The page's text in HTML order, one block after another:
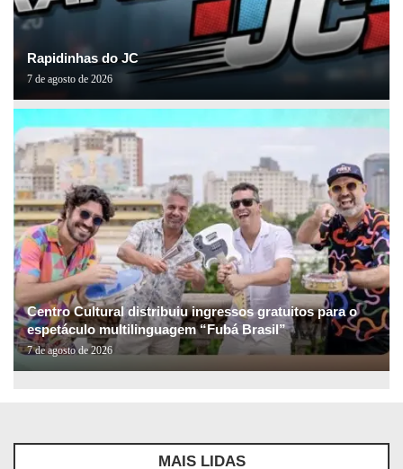
Rapidinhas do JC
7 de agosto de 2026
Centro Cultural distribuiu ingressos gratuitos para o
espetáculo multilinguagem “Fubá Brasil”
7 de agosto de 2026
MAIS LIDAS